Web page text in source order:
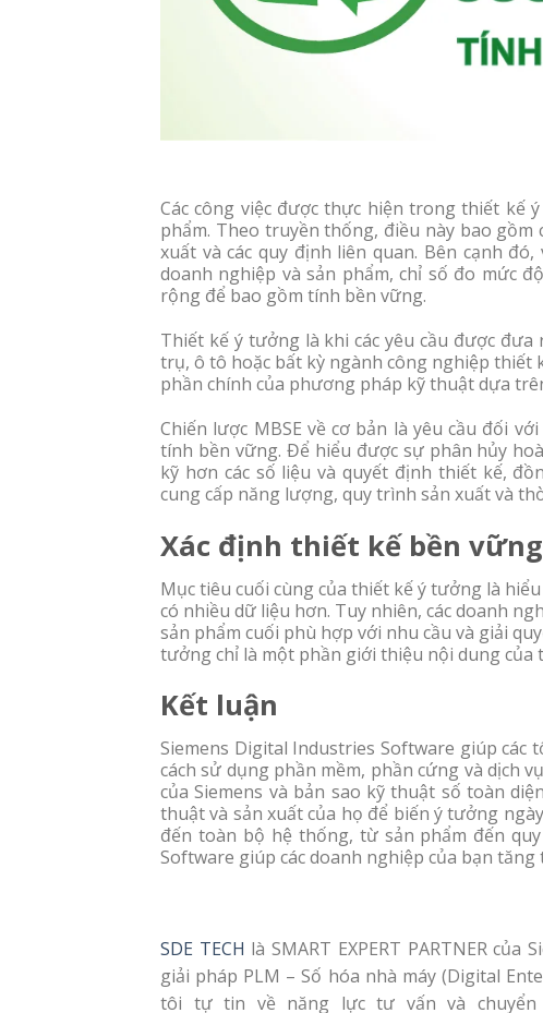
Các công việc được thực hiện trong thiết kế
phẩm. Theo truyền thống, điều này bao
xuất và các quy định liên quan. Bên cạnh
doanh nghiệp và sản phẩm, chỉ số đo mức
rộng để bao gồm tính bền vững.
Thiết kế ý tưởng là khi các yêu cầu được
trụ, ô tô hoặc bất kỳ ngành công nghiệp thiết
phần chính của phương pháp kỹ thuật dựa
Chiến lược MBSE về cơ bản là yêu cầu đối
tính bền vững. Để hiểu được sự phân hủy
kỹ hơn các số liệu và quyết định thiết kế,
cung cấp năng lượng, quy trình sản xuất và
Xác định thiết kế bền vững
Mục tiêu cuối cùng của thiết kế ý tưởng là
có nhiều dữ liệu hơn. Tuy nhiên, các doanh
sản phẩm cuối phù hợp với nhu cầu và giải
tưởng chỉ là một phần giới thiệu nội dung của
Kết luận
Siemens Digital Industries Software giúp
cách sử dụng phần mềm, phần cứng và dịch
của Siemens và bản sao kỹ thuật số toàn
thuật và sản xuất của họ để biến ý tưởng
đến toàn bộ hệ thống, từ sản phẩm đến
Software giúp các doanh nghiệp của bạn tăng
SDE TECH là SMART EXPERT PARTNER
giải pháp PLM – Số hóa nhà máy (Digital
tôi tự tin về năng lực tư vấn và